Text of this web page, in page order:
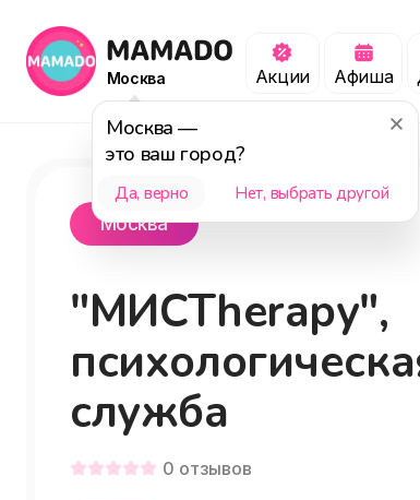
Москва
Москва —
это ваш город?
Да, верно Нет, выбрать другой
Акции Афиша
Москва
"МИСТherapy",
служба
0 отзывов